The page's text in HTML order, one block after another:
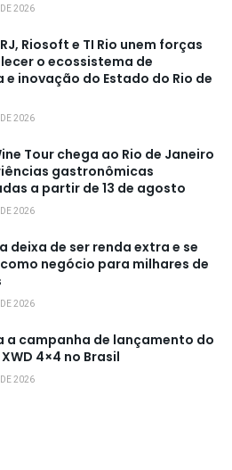
2026
Riosoft e TI Rio unem forças
o ecossistema de
inovação do Estado do Rio de
2026
Tour chega ao Rio de Janeiro
gastronômicas
a partir de 13 de agosto
2026
deixa de ser renda extra e se
negócio para milhares de
2026
a campanha de lançamento do
XWD 4×4 no Brasil
2026